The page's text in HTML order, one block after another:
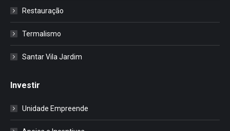
Restauração
Termalismo
Santar Vila Jardim
Investir
Unidade Empreende